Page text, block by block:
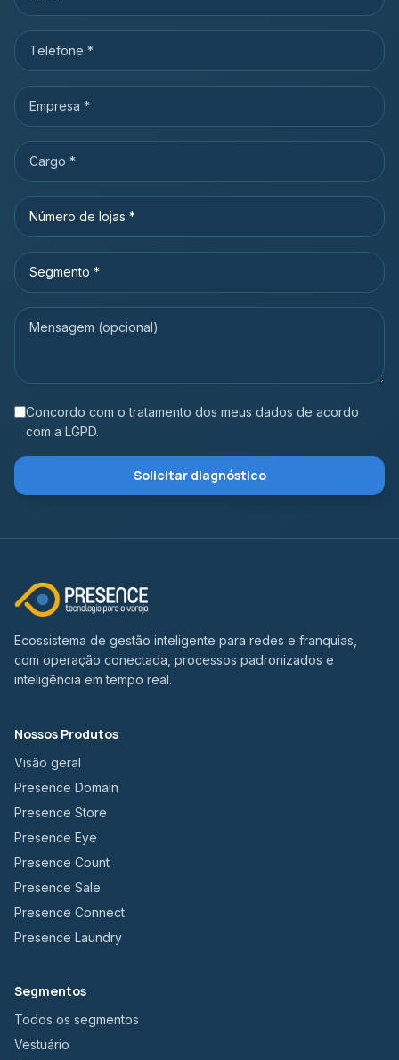
Concordo com o tratamento dos meus dados de acordo
com a LGPD.
Solicitar diagnóstico
Ecossistema de gestão inteligente para redes e franquias,
com operação conectada, processos padronizados e
inteligência em tempo real.
Nossos Produtos
Visão geral
Presence Domain
Presence Store
Presence Eye
Presence Count
Presence Sale
Presence Connect
Presence Laundry
Segmentos
Todos os segmentos
Vestuário